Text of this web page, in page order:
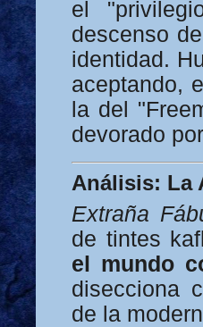
el
descenso
identidad.
aceptando,
la del
devorado
Análisis: La
Extraña
de tintes
el mundo
disecciona
de la